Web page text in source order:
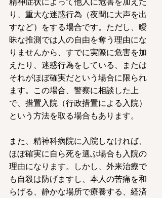
精神症状によって他人に危害を加えた
り、重大な迷惑行為（夜間に大声を出
すなど）をする場合です。ただし、曖
昧な推測では人の自由を奪う理由にな
りませんから、すでに実際に危害を加
えたり、迷惑行為をしている、または
それがほぼ確実だという場合に限られ
ます。この場合、警察に相談した上
で、措置入院（行政措置による入院）
という方法を取る場合もあります。
また、精神科病院に入院しなければ、
ほぼ確実に自ら死を選ぶ場合も入院の
理由になります。しかし、外来治療で
も自殺は防げますし、本人の苦痛を和
らげる、静かな場所で療養する、経済